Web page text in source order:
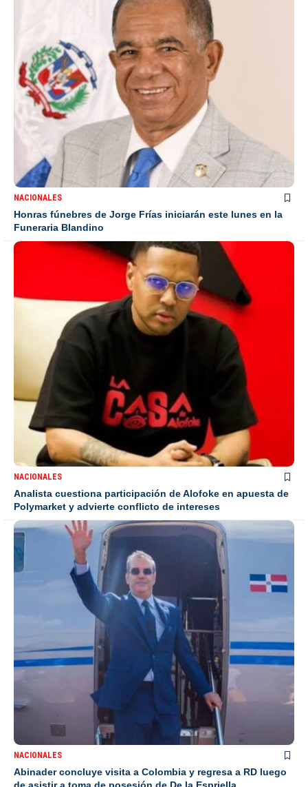
NACIONALES
Honras fúnebres de Jorge Frías iniciarán este lunes en la
Funeraria Blandino
NACIONALES
Analista cuestiona participación de Alofoke en apuesta de
Polymarket y advierte conflicto de intereses
NACIONALES
Abinader concluye visita a Colombia y regresa a RD luego